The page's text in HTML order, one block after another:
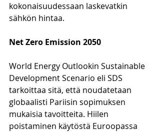
kokonaisuudessaan laskevatkin
sähkön hintaa.
Net Zero Emission 2050
World Energy Outlookin Sustainable
Development Scenario eli SDS
tarkoittaa sitä, että noudatetaan
globaalisti Pariisin sopimuksen
mukaisia tavoitteita. Hiilen
poistaminen käytöstä Euroopassa